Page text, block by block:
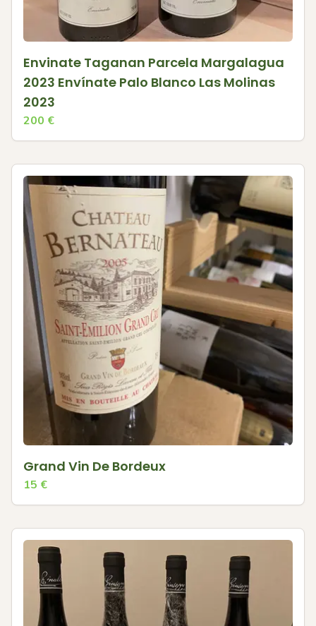
Envinate Taganan Parcela Margalagua
2023 Envínate Palo Blanco Las Molinas
2023
200 €
Grand Vin De Bordeux
15 €